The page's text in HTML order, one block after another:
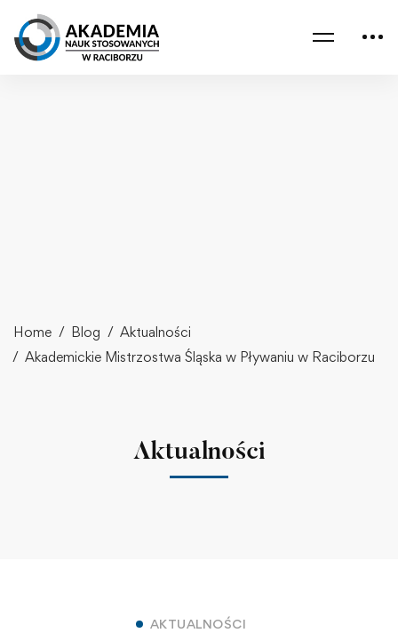
Home Blog
Aktualności
Akademickie Mistrzostwa Śląska w Pływaniu w Raciborzu
Aktualności
AKTUALNOŚCI